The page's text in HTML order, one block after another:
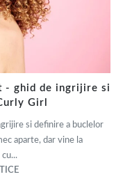
- ghid de ingrijire si
Girl
si definire a buclelor
aparte, dar vine la